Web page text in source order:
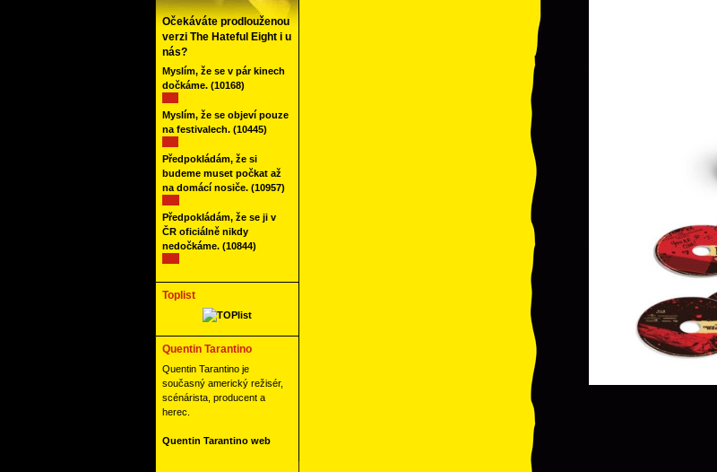
Očekáváte prodlouženou
verzi The Hateful Eight i u
nás?
Myslím, že se v pár kinech
dočkáme.(10168)
Myslím, že se objeví pouze
na festivalech.(10445)
Předpokládám, že si
budeme muset počkat až
na domácí nosiče.(10957)
Předpokládám, že se ji v
ČR oficiálně nikdy
nedočkáme.(10844)
Toplist
Quentin Tarantino
Quentin Tarantino je
současný americký režisér,
scénárista, producent a
herec.
Quentin Tarantino web